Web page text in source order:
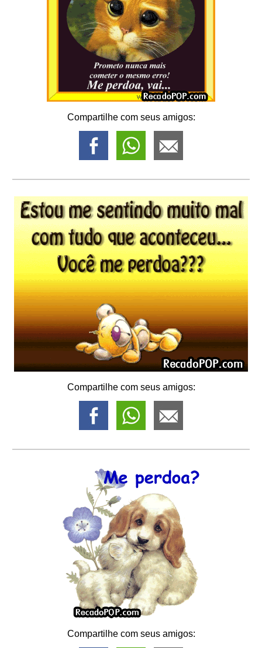
Compartilhe com seus amigos:
Compartilhe com seus amigos:
Compartilhe com seus amigos: